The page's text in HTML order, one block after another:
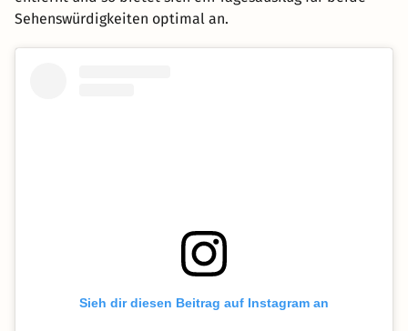
Sehenswürdigkeiten optimal an.
Sieh dir diesen Beitrag auf Instagram an